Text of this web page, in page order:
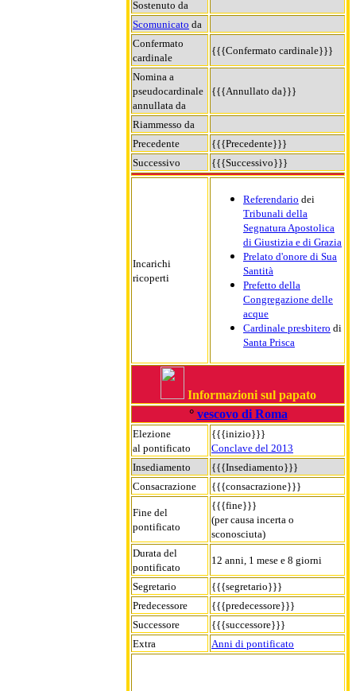
Sostenuto da
Scomunicato da
Confermato
cardinale
{{{Confermato cardinale}}}
Nomina a
pseudocardinale
annullata da
{{{Annullato da}}}
Riammesso da
Precedente
{{{Precedente}}}
Successivo
{{{Successivo}}}
Incarichi
ricoperti
Referendario dei
Tribunali della
Segnatura Apostolica
di Giustizia e di Grazia
Prelato d'onore di Sua
Santità
Prefetto della
Congregazione delle
acque
Cardinale presbitero di
Santa Prisca
Informazioni sul papato
° vescovo di Roma
Elezione
al pontificato
{{{inizio}}}
Conclave del 2013
Insediamento
{{{Insediamento}}}
Consacrazione
{{{consacrazione}}}
Fine del
pontificato
{{{fine}}}
(per causa incerta o
sconosciuta)
Durata del
pontificato
12 anni, 1 mese e 8 giorni
Segretario
{{{segretario}}}
Predecessore
{{{predecessore}}}
Successore
{{{successore}}}
Extra
Anni di pontificato